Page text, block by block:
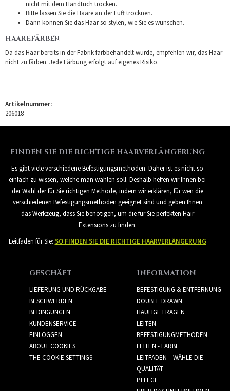
nicht mit dem Handtuch trocken.
Bitte lassen Sie die Haare an der Luft trocknen.
Dann können Sie das Haar so stylen, wie Sie es wünschen.
HAAREFÄRBEN
Da das Haar bereits in der Fabrik farbbehandelt wurde, empfehlen wir, das Haar
nicht zu färben. Jede Färbung erfolgt auf eigenes Risiko.
Artikelnummer:
206018
FINDEN SIE DIE RICHTIGE HAARVERLÄNGERUNG
Es gibt viele verschiedene Befestigungsmethoden. Daher ist es nicht so
einfach zu wissen, welche man wählen soll. Deshalb helfen wir Ihnen bei
der Wahl der für Sie richtigen Methode, indem wir erklären, für wen die
verschiedenen Befestigungsmethoden geeignet sind und geben Ihnen
das Werkzeug, dass Sie benötigen, um die für Sie perfekten Hair
Extensions zu finden.
Leitfaden für Sie: SO FINDEN SIE DIE RICHTIGE HAARVERLÄNGERUNG
GESCHÄFT
LIEFERUNG UND RÜCKGABE
BESCHWERDEN
BEDINGUNGEN
KUNDENSERVICE
EINLOGGEN
ABOUT COOKIES
THE COOKIE SETTINGS
INFORMATION
BEFESTIGUNG & ENTFERNUNG
DOUBLE DRAWN
HÄUFIGE FRAGEN
LEITEN -
BEFESTIGUNGMETHODEN
LEITEN - FARBE
LEITFADEN – WÄHLE DIE
QUALITÄT
PFLEGE